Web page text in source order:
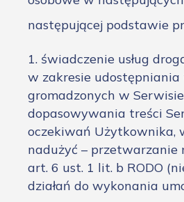
następującej podstawie
1. świadczenie usług
w zakresie udostępniania
gromadzonych w
dopasowywania treści
oczekiwań Użytkownika,
nadużyć – przetwarzanie
art. 6 ust. 1 lit. b RODO
działań do wykonania